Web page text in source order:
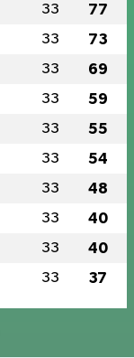
33 77
33 73
33 69
33 59
33 55
33 54
33 48
33 40
33 40
33 37